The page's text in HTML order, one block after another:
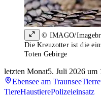
© IMAGO/
Die Kreuzotter ist die
Toten Gebirge
letzten Monat5. Juli 2026 um
Ebensee am Traunsee
TiereHaustierePolizeieinsatz